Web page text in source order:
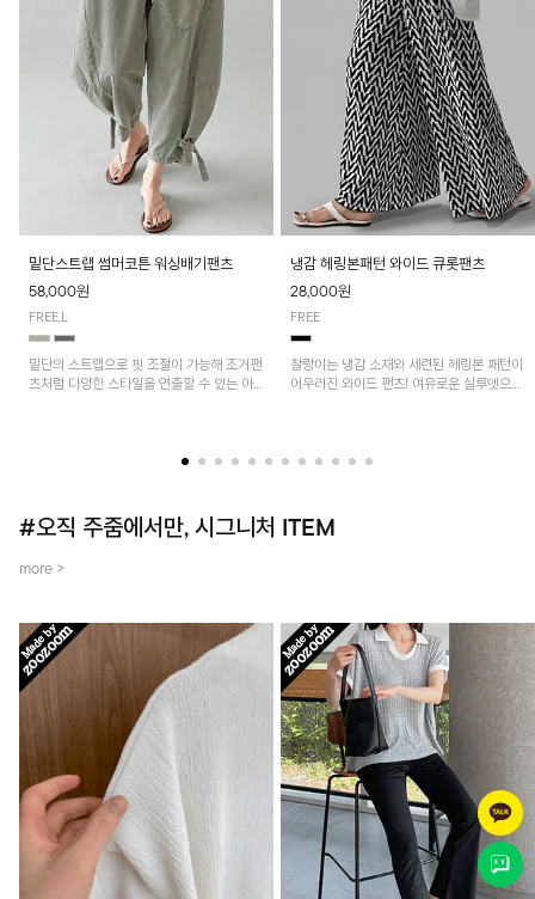
밑단스트랩 썸머코튼 워싱배기팬츠
58,000원
FREE,L
밑단의 스트랩으로 핏 조절이 가능해 조거팬
츠처럼 다양한 스타일을 연출할 수 있는 아
냉감 헤링본패턴 와이드 큐롯팬츠
28,000원
FREE
찰랑이는 냉감 소재와 세련된 헤링본 패턴이
어우러진 와이드 팬츠! 여유로운 실루엣으로
#오직 주줌에서만, 시그니처 ITEM
more >